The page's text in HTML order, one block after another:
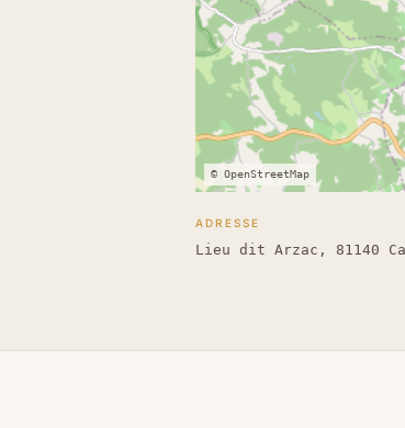
© OpenStreetMap
ADRESSE
Lieu dit Arzac, 81140